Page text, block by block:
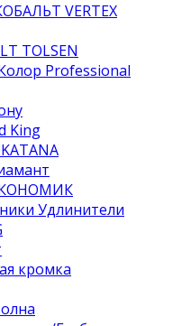
VERTEX
TOLSEN
Professional
King
Удлинители
кромка